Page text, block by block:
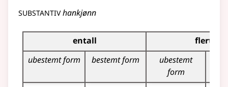
substantivhankjønn
Bøyingstabell for dette substantivet
entall
flertall
ubestemt form
bestemt form
ubestemt
form